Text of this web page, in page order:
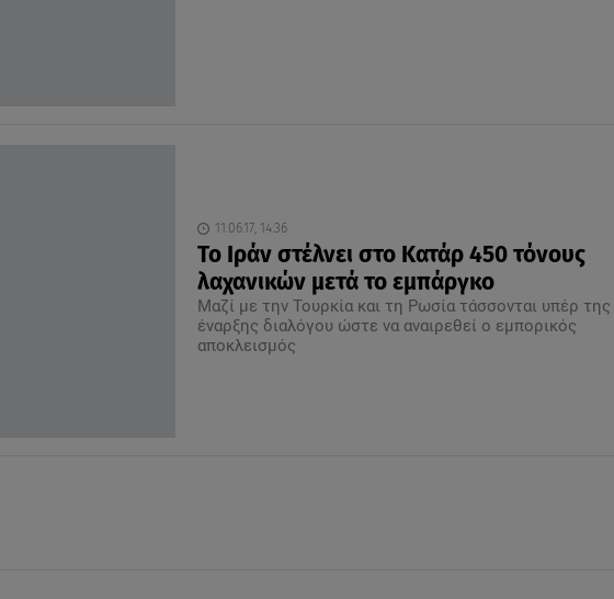
11.06.17, 14:36
Το Ιράν στέλνει στο Κατάρ 450 τόνους
λαχανικών μετά το εμπάργκο
Μαζί με την Τουρκία και τη Ρωσία τάσσονται υπέρ της
έναρξης διαλόγου ώστε να αναιρεθεί ο εμπορικός
αποκλεισμός